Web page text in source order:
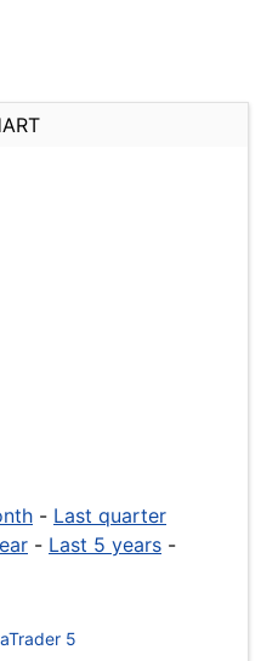
- Last quarter
- Last 5 years -
5